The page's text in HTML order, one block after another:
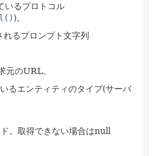
いるプロトコル
)。
れるプロンプト文字列
元のURL。
るエンティティのタイプ(サーバ
。取得できない場合はnull